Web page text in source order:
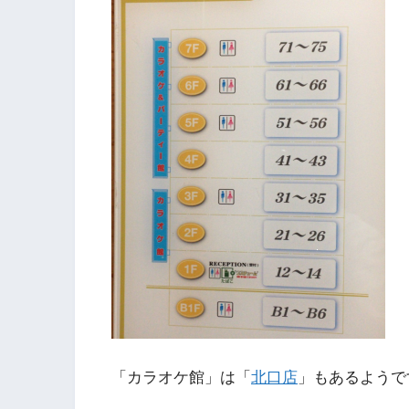
「カラオケ館」は「 北口店 」もあるよう